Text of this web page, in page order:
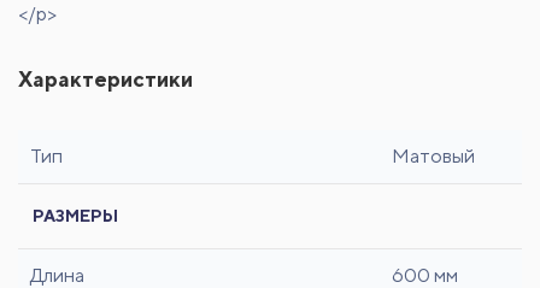
</p>
Характеристики
Тип Матовый
РАЗМЕРЫ
Длина 600 мм